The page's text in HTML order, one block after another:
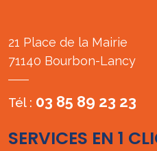
21 Place de la Mairie
71140 Bourbon-Lancy
Tél : 03 85 89 23 23
SERVICES EN 1